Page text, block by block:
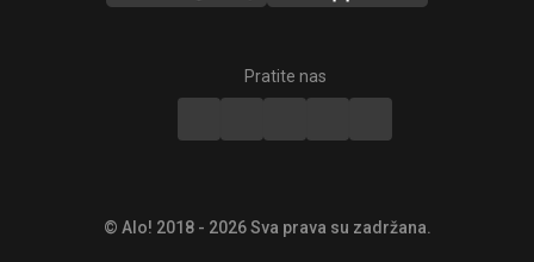
© Alo! 2018 - 2026 Sva prava su zadržana.